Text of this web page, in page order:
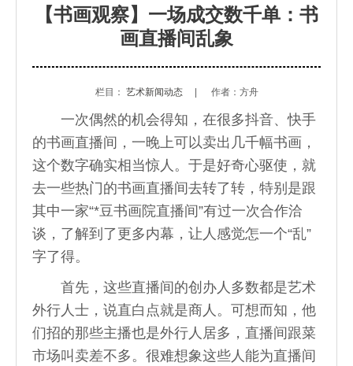
【书画观察】一场成交数千单：书
画直播间乱象
栏目： 艺术新闻动态| 作者：方舟
一次偶然的机会得知，在很多抖音、快手
的书画直播间，一晚上可以卖出几千幅书画，
这个数字确实相当惊人。于是好奇心驱使，就
去一些热门的书画直播间去转了转，特别是跟
其中一家“*豆书画院直播间”有过一次合作洽
谈，了解到了更多内幕，让人感觉怎一个“乱”
字了得。
首先，这些直播间的创办人多数都是艺术
外行人士，说直白点就是商人。可想而知，他
们招的那些主播也是外行人居多，直播间跟菜
市场叫卖差不多。很难想象这些人能为直播间